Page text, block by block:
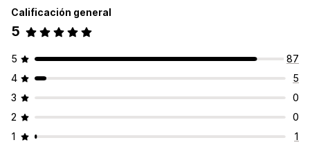
Calificación general
5
5
87
4
5
3
0
2
0
1
1